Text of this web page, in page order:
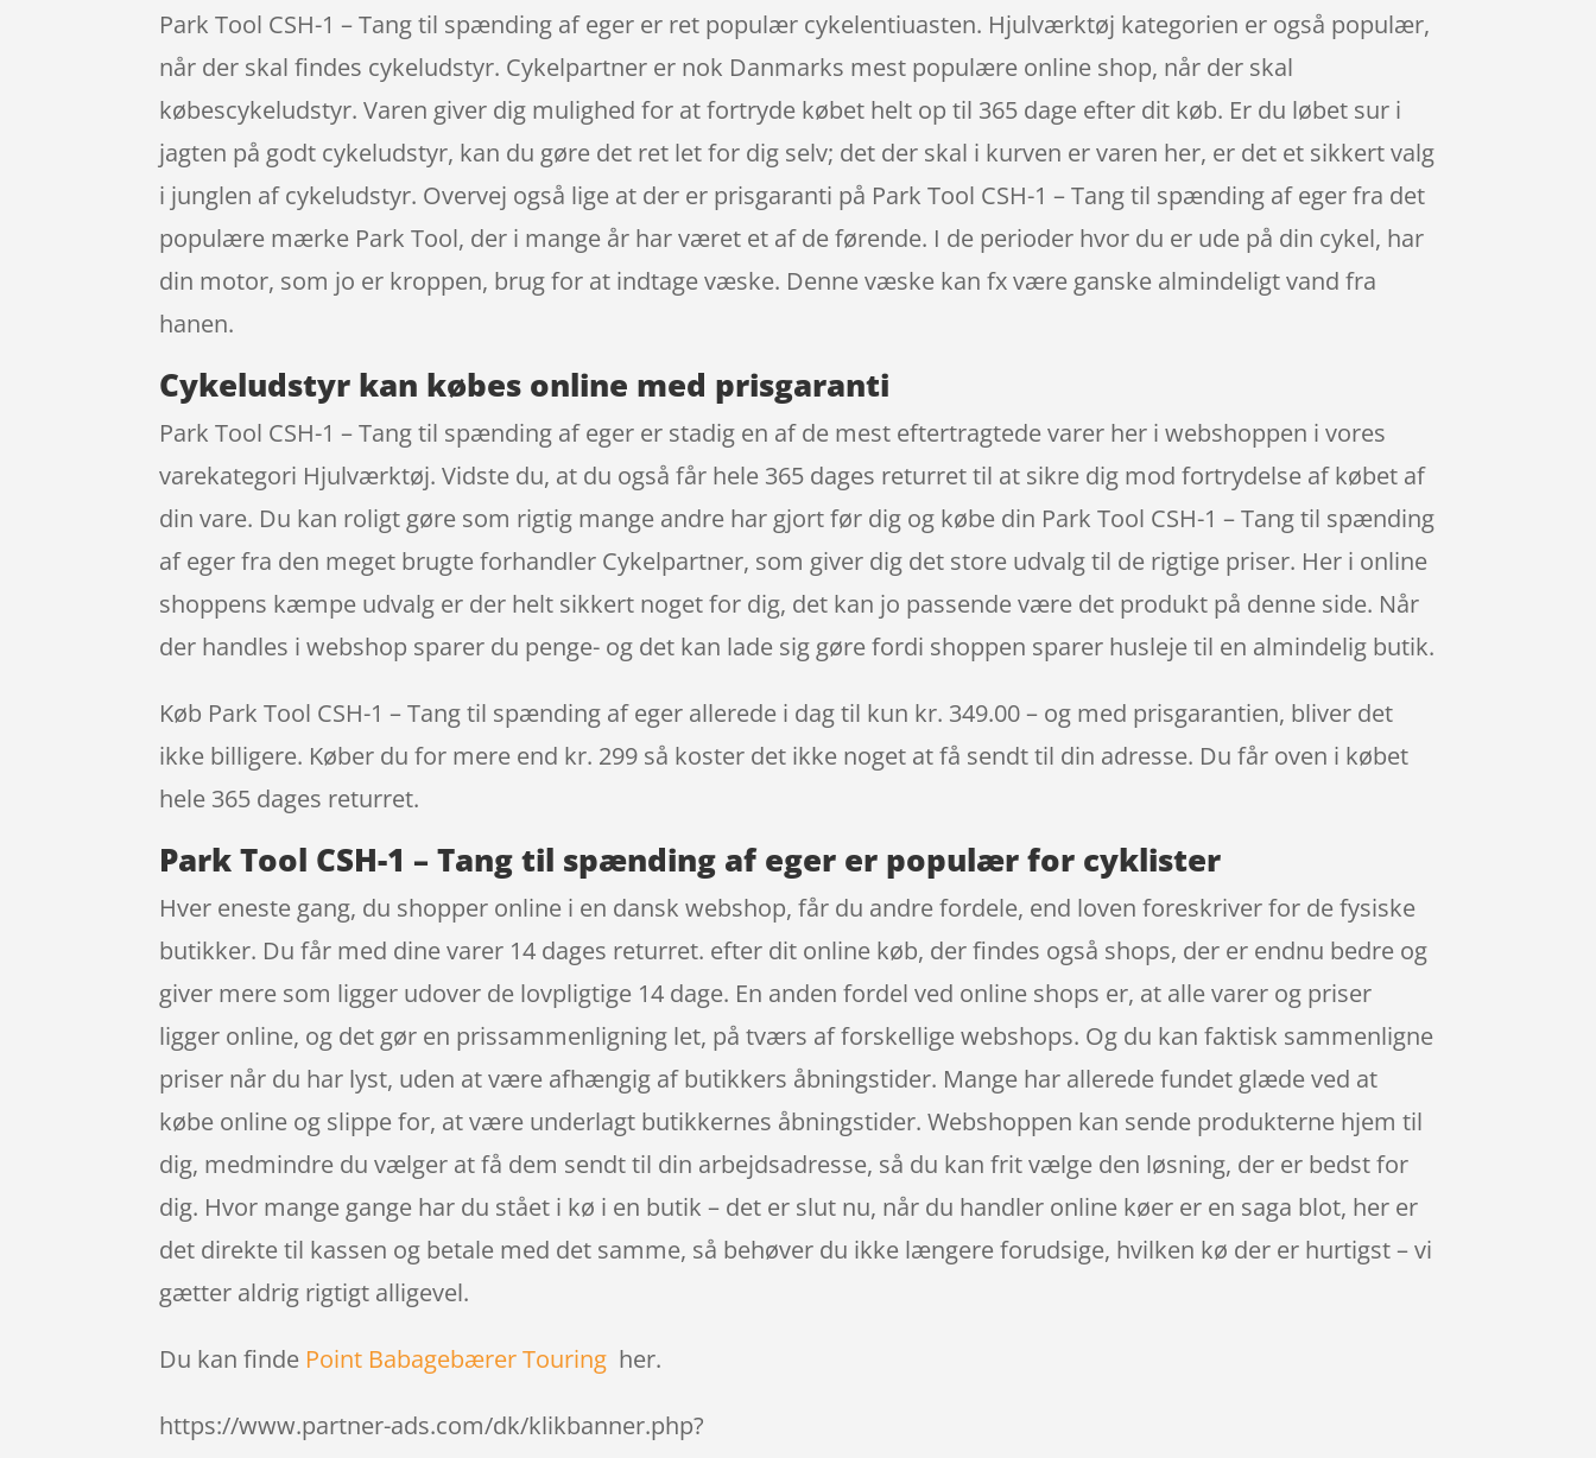
Park Tool CSH-1 – Tang til spænding af eger er ret populær cykelentiuasten. Hjulværktøj kategorien er også populær,
når der skal findes cykeludstyr. Cykelpartner er nok Danmarks mest populære online shop, når der skal
købescykeludstyr. Varen giver dig mulighed for at fortryde købet helt op til 365 dage efter dit køb. Er du løbet sur i
jagten på godt cykeludstyr, kan du gøre det ret let for dig selv; det der skal i kurven er varen her, er det et sikkert valg
i junglen af cykeludstyr. Overvej også lige at der er prisgaranti på Park Tool CSH-1 – Tang til spænding af eger fra det
populære mærke Park Tool, der i mange år har været et af de førende. I de perioder hvor du er ude på din cykel, har
din motor, som jo er kroppen, brug for at indtage væske. Denne væske kan fx være ganske almindeligt vand fra
hanen.
Cykeludstyr kan købes online med prisgaranti
Park Tool CSH-1 – Tang til spænding af eger er stadig en af de mest eftertragtede varer her i webshoppen i vores
varekategori Hjulværktøj. Vidste du, at du også får hele 365 dages returret til at sikre dig mod fortrydelse af købet af
din vare. Du kan roligt gøre som rigtig mange andre har gjort før dig og købe din Park Tool CSH-1 – Tang til spænding
af eger fra den meget brugte forhandler Cykelpartner, som giver dig det store udvalg til de rigtige priser. Her i online
shoppens kæmpe udvalg er der helt sikkert noget for dig, det kan jo passende være det produkt på denne side. Når
der handles i webshop sparer du penge- og det kan lade sig gøre fordi shoppen sparer husleje til en almindelig butik.
Køb Park Tool CSH-1 – Tang til spænding af eger allerede i dag til kun kr. 349.00 – og med prisgarantien, bliver det
ikke billigere. Køber du for mere end kr. 299 så koster det ikke noget at få sendt til din adresse. Du får oven i købet
hele 365 dages returret.
Park Tool CSH-1 – Tang til spænding af eger er populær for cyklister
Hver eneste gang, du shopper online i en dansk webshop, får du andre fordele, end loven foreskriver for de fysiske
butikker. Du får med dine varer 14 dages returret. efter dit online køb, der findes også shops, der er endnu bedre og
giver mere som ligger udover de lovpligtige 14 dage. En anden fordel ved online shops er, at alle varer og priser
ligger online, og det gør en prissammenligning let, på tværs af forskellige webshops. Og du kan faktisk sammenligne
priser når du har lyst, uden at være afhængig af butikkers åbningstider. Mange har allerede fundet glæde ved at
købe online og slippe for, at være underlagt butikkernes åbningstider. Webshoppen kan sende produkterne hjem til
dig, medmindre du vælger at få dem sendt til din arbejdsadresse, så du kan frit vælge den løsning, der er bedst for
dig. Hvor mange gange har du stået i kø i en butik – det er slut nu, når du handler online køer er en saga blot, her er
det direkte til kassen og betale med det samme, så behøver du ikke længere forudsige, hvilken kø der er hurtigst – vi
gætter aldrig rigtigt alligevel.
Du kan finde Point Babagebærer Touring her.
https://www.partner-ads.com/dk/klikbanner.php?